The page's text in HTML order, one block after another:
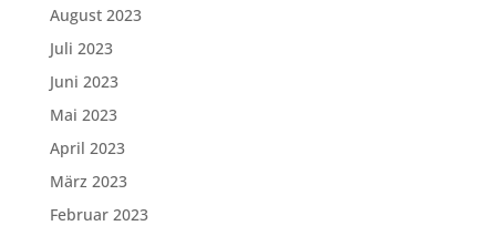
August 2023
Juli 2023
Juni 2023
Mai 2023
April 2023
März 2023
Februar 2023